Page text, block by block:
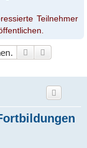
Teilnehmer
Suche